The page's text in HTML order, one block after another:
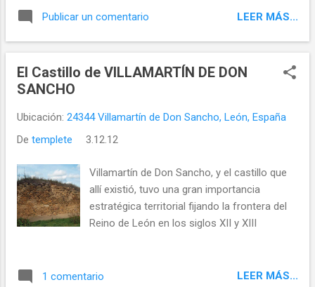
se celebra en la calle Fernández Cadórniga
de León capital. Una vez analizados con
correspondían a dos versiones de ese teatro
de Villeza que se volverá a celebrar este año
De todas las pastoradas recuperadas, una
encontrada hasta el momento, la de
CUBILLAS DE RUEDA que, en concreto, data
de 1875.
Publicar un comentario LEER MÁS...
El Castillo de VILLAMARTÍN DE DON
SANCHO
Ubicación: 24344 Villamartín de Don Sancho, León, España
De templete 3.12.12
Villamartín de Don Sancho, y el castillo que
allí existió, tuvo una gran importancia
estratégica territorial fijando la frontera del
Reino de León en los siglos XII y XIII
1 comentario LEER MÁS...